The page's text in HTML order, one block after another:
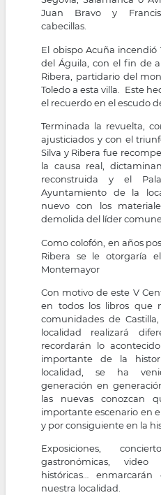
Juan Bravo y
cabecillas.
El obispo Acuña incendió
del Águila, con el fin de
Ribera, partidario del
Toledo a esta villa. Este
el recuerdo en el escudo
Terminada la revuelta,
ajusticiados y con el
Silva y Ribera fue
la causa real,
reconstruida y el
Ayuntamiento de la
nuevo con los
demolida del líder
Como colofón, en años
Ribera se le otorgaría
Montemayor
Con motivo de este V
en todos los libros que
comunidades de
localidad realizará
recordarán lo
importante de la
localidad, se ha
generación en
las nuevas conozcan
importante escenario en
y por consiguiente en la
Exposiciones,
gastronómicas, video
históricas…
nuestra localidad.